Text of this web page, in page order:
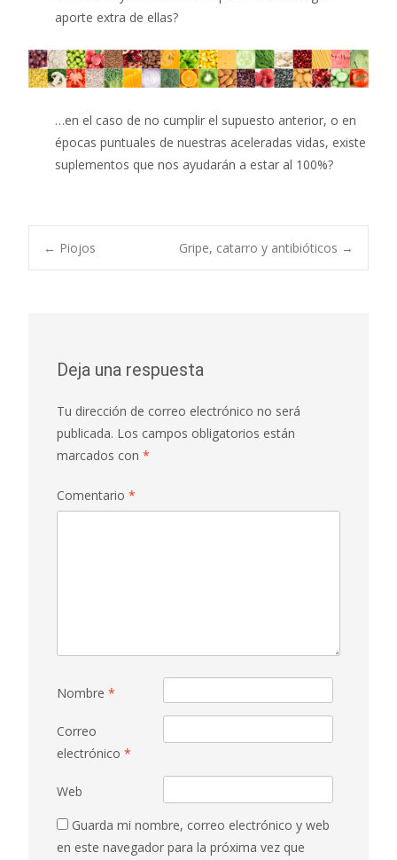
aporte extra de ellas?
…en el caso de no cumplir el supuesto anterior, o en
épocas puntuales de nuestras aceleradas vidas, existe
suplementos que nos ayudarán a estar al 100%?
Navegación
entradas
← Piojos Gripe, catarro y antibióticos →
Deja una respuesta
Tu dirección de correo electrónico no será
publicada. Los campos obligatorios están
marcados con *
Comentario *
Nombre *
Correo
electrónico *
Web
Guarda mi nombre, correo electrónico y web
en este navegador para la próxima vez que